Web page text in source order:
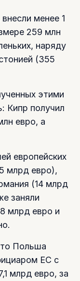
менее 1
259 млн
наряду
(355
этими
Кипр получил
евро, а
европейских
млрд евро),
(14 млрд
заняли
млрд евро и
Польша
ЕС с
млрд евро, за